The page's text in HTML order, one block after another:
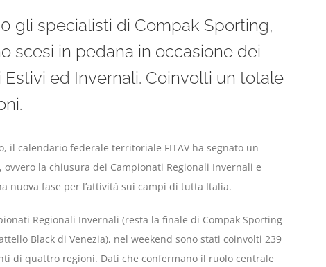
gli specialisti di Compak Sporting,
scesi in pedana in occasione dei
ed Invernali. Coinvolti un totale
il calendario federale territoriale FITAV ha segnato un
la chiusura dei Campionati Regionali Invernali e
nuova fase per l’attività sui campi di tutta Italia.
Regionali Invernali (resta la finale di Compak Sporting
Black di Venezia), nel weekend sono stati coinvolti 239
di quattro regioni. Dati che confermano il ruolo centrale